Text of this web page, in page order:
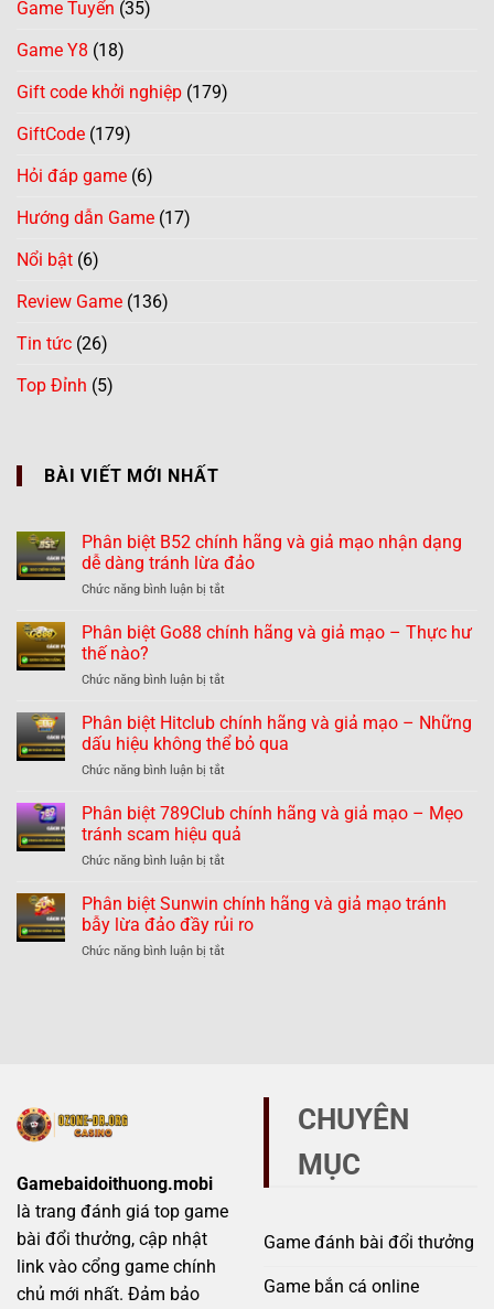
Game Tuyển (35)
Game Y8 (18)
Gift code khởi nghiệp (179)
GiftCode (179)
Hỏi đáp game (6)
Hướng dẫn Game (17)
Nổi bật (6)
Review Game (136)
Tin tức (26)
Top Đỉnh (5)
BÀI VIẾT MỚI NHẤT
Phân biệt B52 chính hãng và giả mạo nhận dạng
dễ dàng tránh lừa đảo
Chức năng bình luận bị tắt
biệt
hãng
giả
mạo
dạng
dàng
tránh
đảo
Phân biệt Go88 chính hãng và giả mạo – Thực hư
thế nào?
Chức năng bình luận bị tắt
biệt
Go88
chính
hãng
giả
mạo
Thực
thế
nào?
Phân biệt Hitclub chính hãng và giả mạo – Những
dấu hiệu không thể bỏ qua
Chức năng bình luận bị tắt
biệt
Hitclub
chính
hãng
giả
mạo
Những
Phân biệt 789Club chính hãng và giả mạo – Mẹo
tránh scam hiệu quả
Chức năng bình luận bị tắt
biệt
789Club
chính
hãng
Phân biệt Sunwin chính hãng và giả mạo tránh
bẫy lừa đảo đầy rủi ro
Chức năng bình luận bị tắt
rủi
Gamebaidoithuong.mobi
là trang đánh giá top game
bài đổi thưởng, cập nhật
link vào cổng game chính
chủ mới nhất. Đảm bảo
CHUYÊN
MỤC
Game đánh bài đổi thưởng
Game bắn cá online